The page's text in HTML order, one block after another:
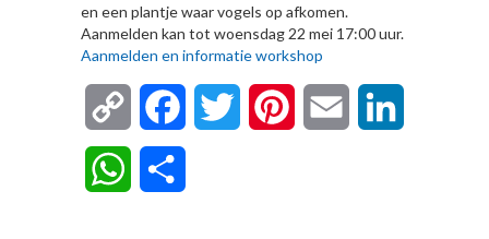
en een plantje waar vogels op afkomen.
Aanmelden kan tot woensdag 22 mei 17:00 uur.
Aanmelden en informatie workshop
Copy
Link
FacebookTwitter Pinterest Email
WhatsApp